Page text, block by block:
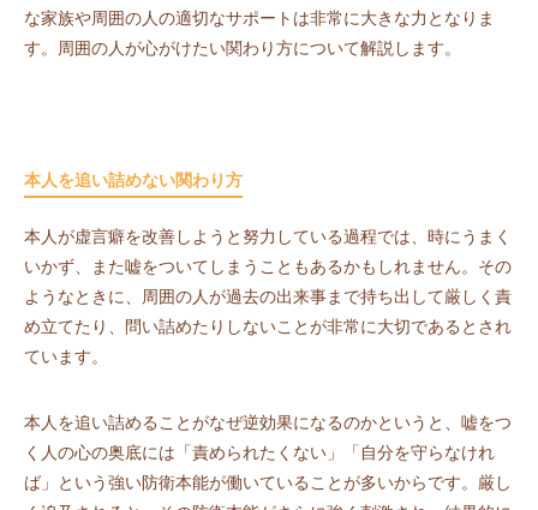
な家族や周囲の人の適切なサポートは非常に大きな力となりま
す。周囲の人が心がけたい関わり方について解説します。
本人を追い詰めない関わり方
本人が虚言癖を改善しようと努力している過程では、時にうまく
いかず、また嘘をついてしまうこともあるかもしれません。その
ようなときに、周囲の人が過去の出来事まで持ち出して厳しく責
め立てたり、問い詰めたりしないことが非常に大切であるとされ
ています。
本人を追い詰めることがなぜ逆効果になるのかというと、嘘をつ
く人の心の奥底には「責められたくない」「自分を守らなけれ
ば」という強い防衛本能が働いていることが多いからです。厳し